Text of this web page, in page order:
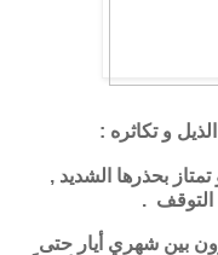
و تكاثره :
بحذرها الشديد ,
بين شهري أيار حتى